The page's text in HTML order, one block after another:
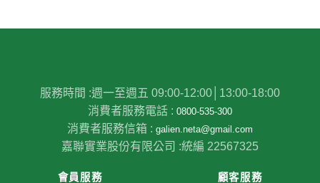
服務時間 :週一至週五 09:00-12:00│13:00-18:00
消費者服務電話 : 0800-535-300
消費者服務信箱 : galien.neta@gmail.com
嘉聯實業股份有限公司 :統編 22567325
會員服務 顧客服務